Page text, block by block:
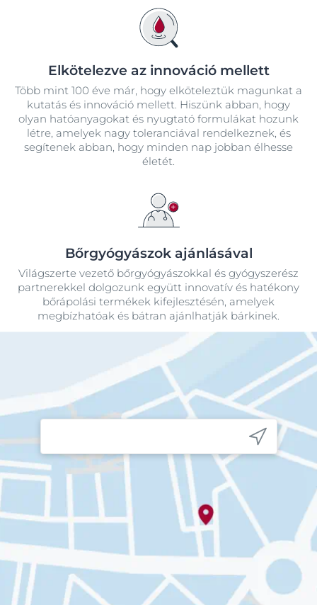
Elkötelezve az innováció mellett
Több mint 100 éve már, hogy elköteleztük magunkat a
kutatás és innováció mellett. Hiszünk abban, hogy
olyan hatóanyagokat és nyugtató formulákat hozunk
létre, amelyek nagy toleranciával rendelkeznek, és
segítenek abban, hogy minden nap jobban élhesse
életét.
Bőrgyógyászok ajánlásával
Világszerte vezető bőrgyógyászokkal és gyógyszerész
partnerekkel dolgozunk együtt innovatív és hatékony
bőrápolási termékek kifejlesztésén, amelyek
megbízhatóak és bátran ajánlhatják bárkinek.